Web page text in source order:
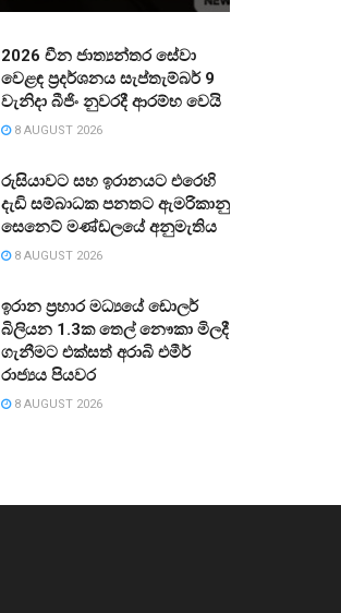
2026 චීන ජාත්‍යන්තර සේවා
වෙළඳ ප්‍රදර්ශනය සැප්තැම්බර් 9
වැනිදා බීජිං නුවරදී ආරම්භ වෙයි
8 AUGUST 2026
රුසියාවට සහ ඉරානයට එරෙහි
දැඩි සම්බාධක පනතට ඇමරිකානු
සෙනෙට් මණ්ඩලයේ අනුමැතිය
8 AUGUST 2026
ඉරාන ප්‍රහාර මධ්‍යයේ ඩොලර්
බිලියන 1.3ක තෙල් නෞකා මිලදී
ගැනීමට එක්සත් අරාබි එමීර්
රාජ්‍යය පියවර
8 AUGUST 2026